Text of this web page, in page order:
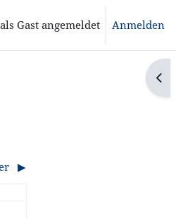
Gast angemeldet Anmelden
▶︎
Sonntag, 2. August